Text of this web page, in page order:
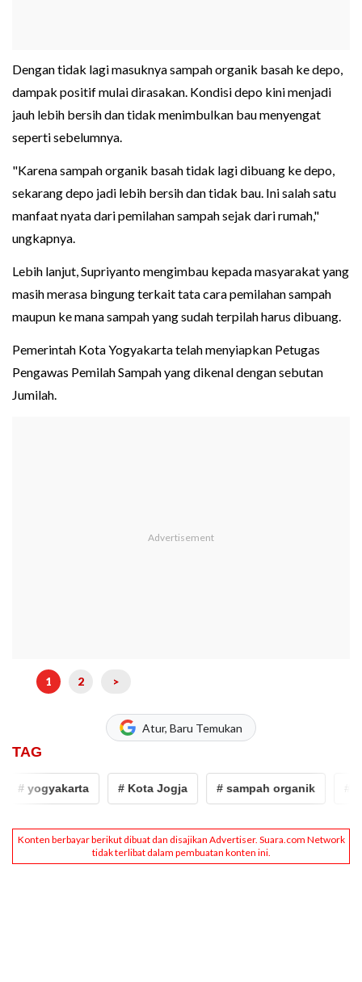
Dengan tidak lagi masuknya sampah organik basah ke depo,
dampak positif mulai dirasakan. Kondisi depo kini menjadi
jauh lebih bersih dan tidak menimbulkan bau menyengat
seperti sebelumnya.
"Karena sampah organik basah tidak lagi dibuang ke depo,
sekarang depo jadi lebih bersih dan tidak bau. Ini salah satu
manfaat nyata dari pemilahan sampah sejak dari rumah,"
ungkapnya.
Lebih lanjut, Supriyanto mengimbau kepada masyarakat yang
masih merasa bingung terkait tata cara pemilahan sampah
maupun ke mana sampah yang sudah terpilah harus dibuang.
Pemerintah Kota Yogyakarta telah menyiapkan Petugas
Pengawas Pemilah Sampah yang dikenal dengan sebutan
Jumilah.
1 2 >
Atur, Baru Temukan
TAG
# yogyakarta # Kota Jogja # sampah organik